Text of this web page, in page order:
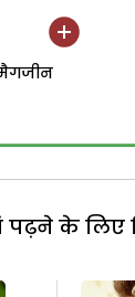
मैगजीन
पढ़ने के लिए